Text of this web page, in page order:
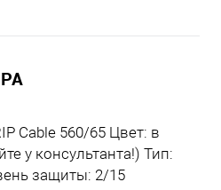
Cable 560/65 Цвет: в
у консультанта!) Тип:
защиты: 2/15